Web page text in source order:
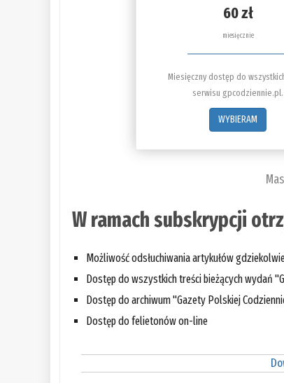
60 zł
miesięcznie
Miesięczny dostęp do
serwisu gpcodziennie.pl.
WYBIERAM
W ramach subskrypcji
Możliwość odsłuchiwania artykułów
Dostęp do wszystkich treści bieżących wydań
Dostęp do archiwum "Gazety Polskiej
Dostęp do felietonów on-line